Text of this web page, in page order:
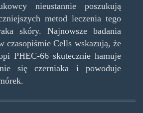
nieustannie poszukują
metod leczenia tego
skóry. Najnowsze badania
czasopiśmie Cells wskazują, że
PHEC-66 skutecznie hamuje
się czerniaka i powoduje